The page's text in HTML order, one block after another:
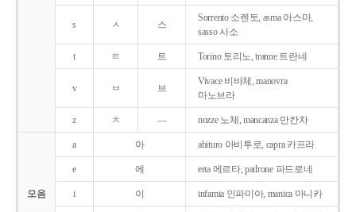
s ㅅ 스
Sorrento 소렌토, asma 아스마,
sasso 사소
t ㅌ 트 Torino 토리노, tranne 트란네
v ㅂ 브
Vivace 비바체, manovra
마노브라
z ㅊ ― nozze 노체, mancanza 만칸차
모음
a 아 abituro 아비투로, capra 카프라
e 에 erta 에르타, padrone 파드로네
i 이 infamia 인파미아, manica 마니카